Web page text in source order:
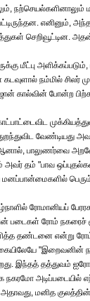
எனினும்,
செறிவூட்டின. அதன்
மீட்பு
கடவுளால் நம்மில் சிலர்
கால்வின் போன்ற
வேண்டியது
ஆனால், பாலுணர்வை
அவர் தம் "பாவ
மனப்பான்மைகளில்
ரோமானியப்
படைகள் ரோம் நகரைச்
என்று ரோம்
"இறைவனின்
இந்தத் தத்துவம்
நகரமோ அடிப்படையில்
அதாவது, மனித